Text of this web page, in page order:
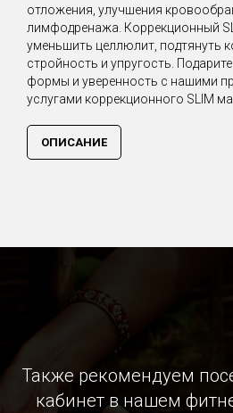
отложения, улучшения
лимфодренажа. Коррекционный
уменьшить целлюлит, подтянуть
стройность и упругость.
формы и уверенность с нашими
услугами коррекционного SLIM
ОПИСАНИЕ
Также рекомендуем
кабинет в нашем